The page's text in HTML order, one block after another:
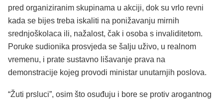
pred organiziranim skupinama u akciji, dok su vrlo revni
kada se bijes treba iskaliti na ponižavanju mirnih
srednjoškolaca ili, nažalost, čak i osoba s invaliditetom.
Poruke sudionika prosvjeda se šalju uživo, u realnom
vremenu, i prate sustavno lišavanje prava na
demonstracije kojeg provodi ministar unutarnjih poslova.
“Žuti prsluci”, osim što osuđuju i bore se protiv arogantnog